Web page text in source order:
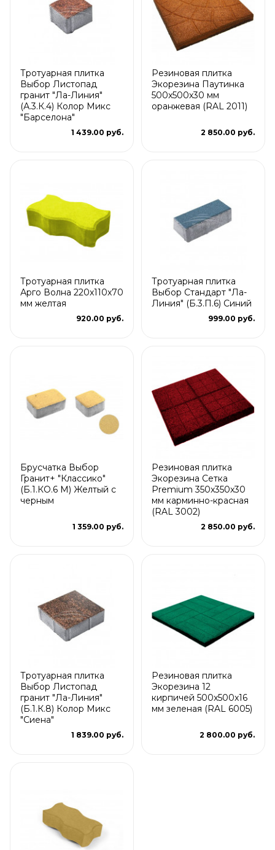
Тротуарная плитка
Выбор Листопад
гранит "Ла-Линия"
(А.3.К.4) Колор Микс
"Барселона"
1 439.00 руб.
Резиновая плитка
Экорезина Паутинка
500x500x30 мм
оранжевая (RAL 2011)
2 850.00 руб.
Тротуарная плитка
Арго Волна 220x110x70
мм желтая
920.00 руб.
Тротуарная плитка
Выбор Стандарт "Ла-
Линия" (Б.3.П.6) Синий
999.00 руб.
Брусчатка Выбор
Гранит+ "Классико"
(Б.1.КО.6 М) Желтый с
черным
1 359.00 руб.
Резиновая плитка
Экорезина Сетка
Premium 350x350x30
мм карминно-красная
(RAL 3002)
2 850.00 руб.
Тротуарная плитка
Выбор Листопад
гранит "Ла-Линия"
(Б.1.К.8) Колор Микс
"Сиена"
1 839.00 руб.
Резиновая плитка
Экорезина 12
кирпичей 500x500x16
мм зеленая (RAL 6005)
2 800.00 руб.